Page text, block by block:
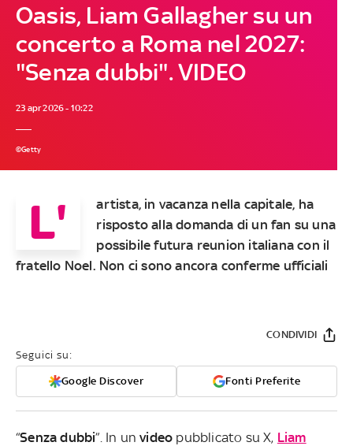
Oasis, Liam Gallagher su un
concerto a Roma nel 2027:
"Senza dubbi". VIDEO
23 apr 2026 - 10:22
©Getty
L'
artista, in vacanza nella capitale, ha
risposto alla domanda di un fan su una
possibile futura reunion italiana con il
fratello Noel. Non ci sono ancora conferme ufficiali
Seguici su:
Google Discover Fonti Preferite
CONDIVIDI
“Senza dubbi”. In unvideo pubblicato su X, Liam